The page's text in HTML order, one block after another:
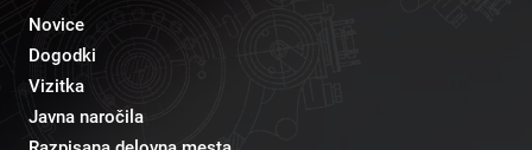
Novice
Dogodki
Vizitka
Javna naročila